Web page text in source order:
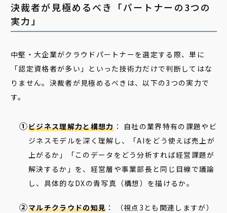
決裁者が見極めるべき「パートナーの3つの
実力」
中堅・大企業がクラウドパートナーを選定する際、単に
「認定資格者が多い」といった技術力だけで判断してはな
りません。決裁者が見極めるべきは、以下の3つの実力で
す。
ビジネス理解力と構想力： 自社の業界特有の課題やビ
ジネスモデルを深く理解し、「AIをどう使えば売上が
上がるか」「このデータをどう分析すれば経営課題が
解決するか」を、経営層や事業部長と同じ目線で議論
し、具体的なDXの青写真（構想）を描けるか。
マルチクラウドの知見 ： （視点3とも関連しますが）